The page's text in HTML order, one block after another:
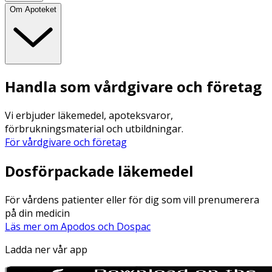
Om Apoteket
Handla som vårdgivare och företag
Vi erbjuder läkemedel, apoteksvaror,
förbrukningsmaterial och utbildningar.
För vårdgivare och företag
Dosförpackade läkemedel
För vårdens patienter eller för dig som vill prenumerera
på din medicin
Läs mer om Apodos och Dospac
Ladda ner vår app